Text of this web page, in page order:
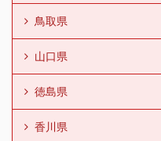
鳥取県
山口県
徳島県
香川県